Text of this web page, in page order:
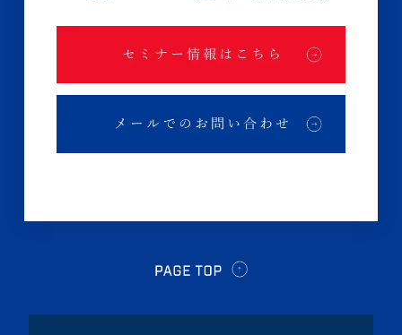
・2024年11月(2記事)